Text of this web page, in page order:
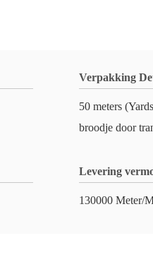
Verpakking
50 meters
broodje door
Levering
130000 Meter/